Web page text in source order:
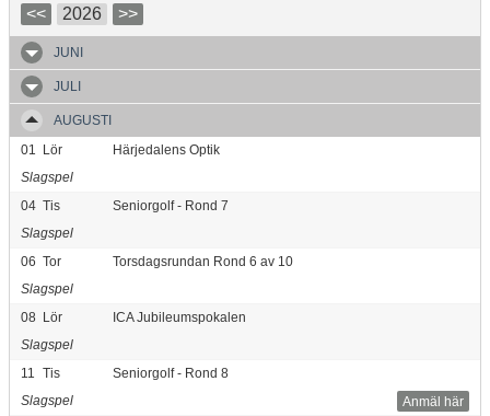
<< 2026 >>
JUNI
JULI
AUGUSTI
01
Lör
Härjedalens Optik
Slagspel
04 Tis
Seniorgolf - Rond 7
Slagspel
06 Tor
Torsdagsrundan Rond 6 av 10
Slagspel
08 Lör
ICA Jubileumspokalen
Slagspel
11
Tis
Seniorgolf - Rond 8
Anmäl här
Slagspel